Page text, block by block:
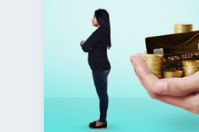
Entidad financiera
Superintendencia de Bancos
Vacaciones 2
Cuenta Inactiva 1
Educación financiera 31
Finanzas para jóvenes